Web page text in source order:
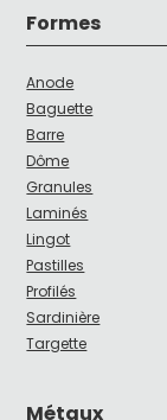
Formes
Anode
Baguette
Barre
Dôme
Granules
Laminés
Lingot
Pastilles
Profilés
Sardinière
Targette
Métaux